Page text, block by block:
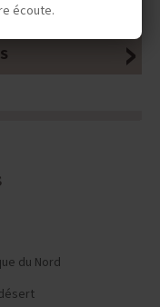
du Nord
écoute.